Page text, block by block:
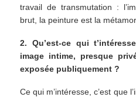
travail de transmutation :
brut, la peinture est la
2. Qu’est-ce qui
image intime, presque
exposée publiquement ?
Ce qui m’intéresse, c’est que